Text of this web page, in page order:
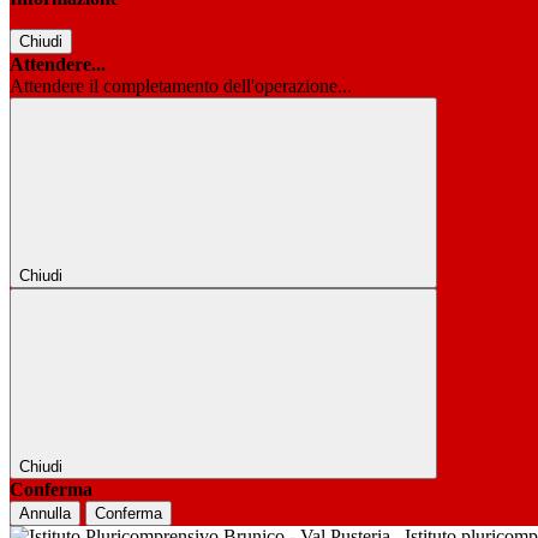
Chiudi
Attendere...
Attendere il completamento dell'operazione...
Chiudi
Chiudi
Conferma
Annulla Conferma